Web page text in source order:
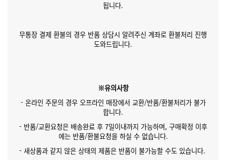
됩니다.
무통장 결제 환불의 경우 반품 상담시 알려주신 계좌로 환불처리 진행
도와드립니다.
※유의사항
- 온라인 주문의 경우 오프라인 매장에서 교환/반품/환불처리가 불가
합니다.
- 반품/교환요청은 배송완료 후 7일이내까지 가능하며, 구매확정 이후
에는 반품/환불요청을 하실 수 없습니다.
- 새상품과 같지 않은 상태의 제품은 반품이 불가능할 수도 있습니다.